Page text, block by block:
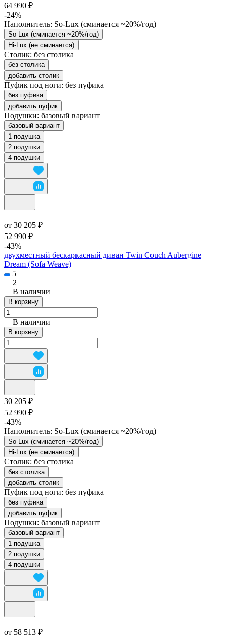
64 990 ₽
-24%
Наполнитель: So-Lux (cминается ~20%/год)
So-Lux (cминается ~20%/год)
Hi-Lux (не сминается)
Столик: без столика
без столика
добавить столик
Пуфик под ноги: без пуфика
без пуфика
добавить пуфик
Подушки: базовый вариант
базовый вариант
1 подушка
2 подушки
4 подушки
от 30 205 ₽
52 990 ₽
-43%
двухместный бескаркасный диван Twin Couch Aubergine
Dream (Sofa Weave)
5
2
В наличии
В корзину
В наличии
В корзину
30 205 ₽
52 990 ₽
-43%
Наполнитель: So-Lux (cминается ~20%/год)
So-Lux (cминается ~20%/год)
Hi-Lux (не сминается)
Столик: без столика
без столика
добавить столик
Пуфик под ноги: без пуфика
без пуфика
добавить пуфик
Подушки: базовый вариант
базовый вариант
1 подушка
2 подушки
4 подушки
от 58 513 ₽